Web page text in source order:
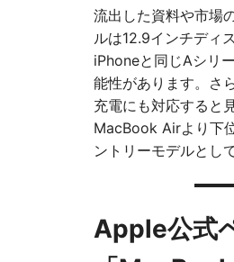
流出した資料や市場
ルは12.9インチディ
iPhoneと同じAシリ
能性があります。さ
充電にも対応すると
MacBook Airより下
ントリーモデルとし
Apple公式